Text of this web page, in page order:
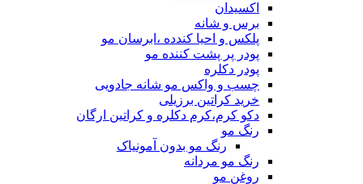
اکسیدان
برس و شانه
پلکس و احیا کندده ،ابرسان مو
پودر پر پشت کننده مو
پودر دکلره
چسب و واکس مو شانه جادویی
خرید کراتین برزیلی
دکو کرم،کرم دکلره و کراتین ارگان
رنگ مو
رنگ مو بدون آمونیاک
رنگ مو مردانه
روغن مو